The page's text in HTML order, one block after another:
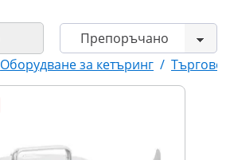
Оборудване за кетъринг /